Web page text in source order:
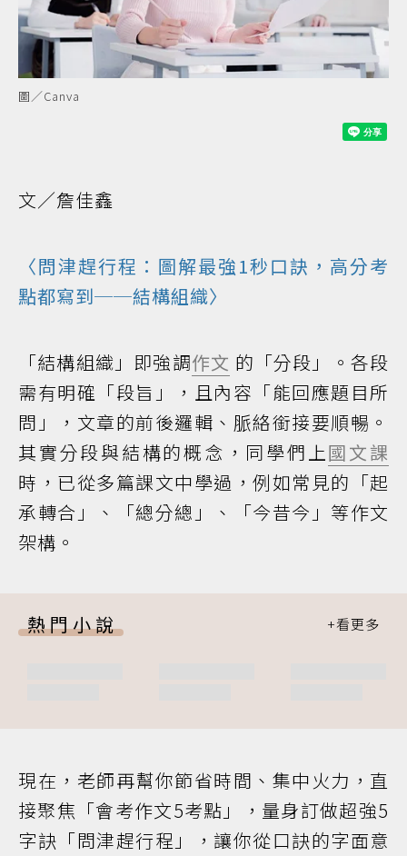
圖／Canva
文／詹佳鑫
〈問津趕行程：圖解最強1秒口訣，高分考
點都寫到──結構組織〉
「結構組織」即強調作文 的「分段」。各段
需有明確「段旨」，且內容「能回應題目所
問」，文章的前後邏輯、脈絡銜接要順暢。
其實分段與結構的概念，同學們上國文課
時，已從多篇課文中學過，例如常見的「起
承轉合」、「總分總」、「今昔今」等作文
架構。
熱門小說
現在，老師再幫你節省時間、集中火力，直
接聚焦「會考作文5考點」，量身訂做超強5
字訣「問津趕行程」，讓你從口訣的字面意